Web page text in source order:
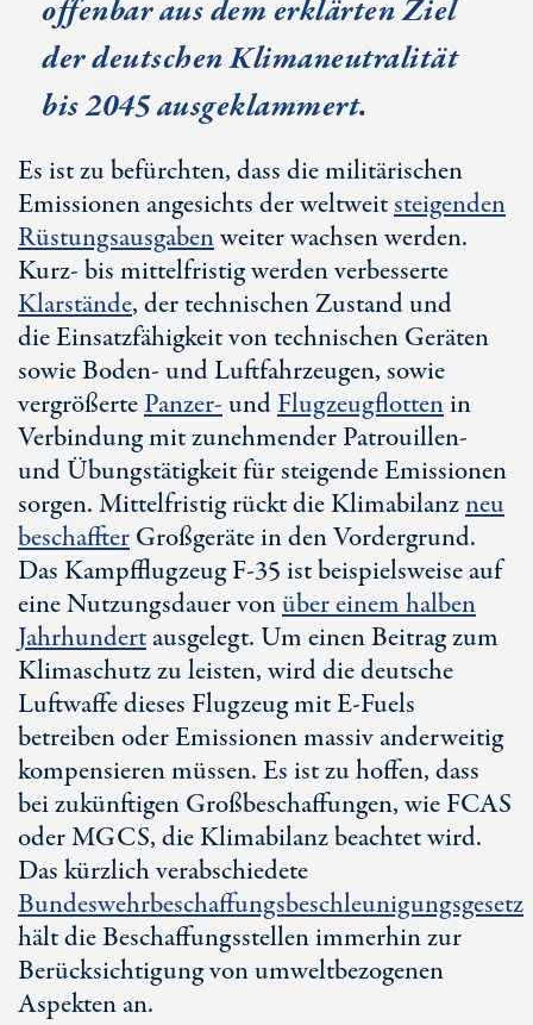
offenbar aus dem erklärten Ziel
der deutschen Klimaneutralität
bis 2045 ausgeklammert.
Es ist zu befürchten, dass die militärischen
Emissionen angesichts der weltweitsteigenden
Rüstungsausgabenweiter wachsen werden.
Kurz- bis mittelfristig werden verbesserte
Klarstände, der technischen Zustand und
die Einsatzfähigkeit von technischen Geräten
sowie Boden- und Luftfahrzeugen, sowie
vergrößertePanzer-undFlugzeugflottenin
Verbindung mit zunehmender Patrouillen-
und Übungstätigkeit für steigende Emissionen
sorgen. Mittelfristig rückt die Klimabilanzneu
beschaffterGroßgeräte in den Vordergrund.
Das KampfflugzeugF-35ist beispielsweise auf
eine Nutzungsdauer vonüber einem halben
Jahrhundertausgelegt. Um einen Beitrag zum
Klimaschutz zu leisten, wird die deutsche
Luftwaffe dieses Flugzeug mitE-Fuels
betreiben oder Emissionen massiv anderweitig
kompensieren müssen. Es ist zu hoffen, dass
bei zukünftigen Großbeschaffungen, wie FCAS
oder MGCS, die Klimabilanz beachtet wird.
Das kürzlich verabschiedete
Bundeswehrbeschaffungsbeschleunigungsgesetz
hält die Beschaffungsstellen immerhin zur
Berücksichtigung von umweltbezogenen
Aspekten an.